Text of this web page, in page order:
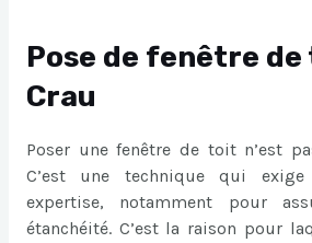
Pose de fenêtre de
Crau
Poser une fenêtre de toit n’est
C’est une technique qui
expertise, notamment pour
étanchéité. C’est la raison pour